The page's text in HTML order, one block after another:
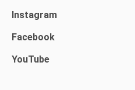
Instagram
Facebook
YouTube